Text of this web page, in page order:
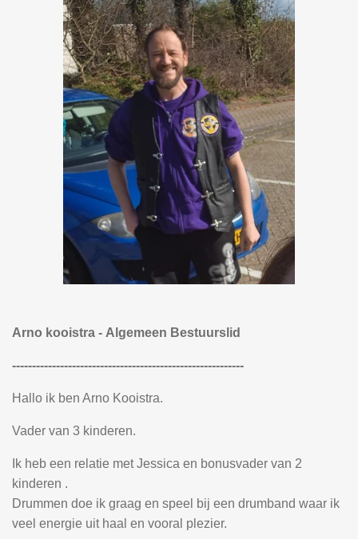
Arno kooistra - Algemeen Bestuurslid
----------------------------------------------------------
Hallo ik ben Arno Kooistra.
Vader van 3 kinderen.
Ik heb een relatie met Jessica en bonusvader van 2
kinderen .
Drummen doe ik graag en speel bij een drumband waar ik
veel energie uit haal en vooral plezier.